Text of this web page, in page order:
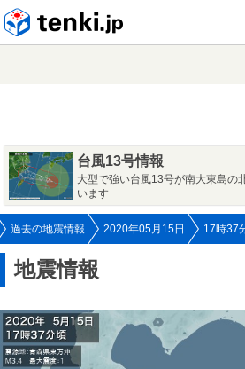
台風13号情報
大型で強い台風13号が南大東島の
います
過去の地震情報 2020年05月15日 17時37
地震情報